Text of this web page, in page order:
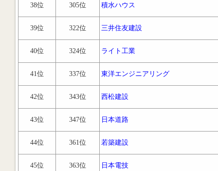
38位 305位 積水ハウス
39位 322位 三井住友建設
40位 324位 ライト工業
41位 337位 東洋エンジニアリング
42位 343位 西松建設
43位 347位 日本道路
44位 361位 若築建設
45位 363位 日本電技